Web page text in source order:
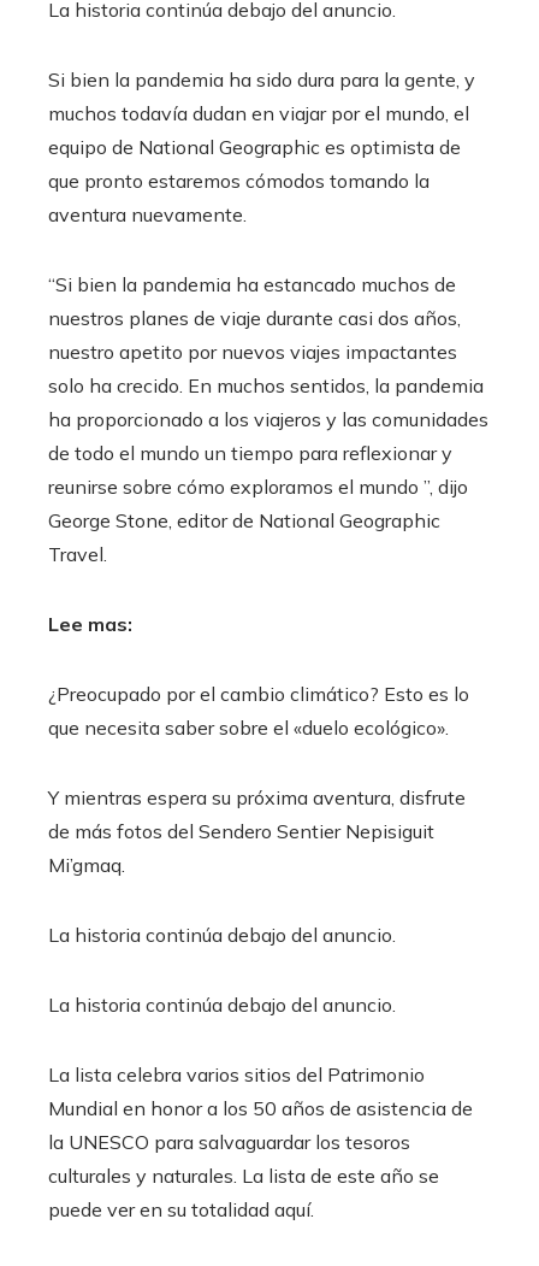
La historia continúa debajo del anuncio.
Si bien la pandemia ha sido dura para la gente, y
muchos todavía dudan en viajar por el mundo, el
equipo de National Geographic es optimista de
que pronto estaremos cómodos tomando la
aventura nuevamente.
“Si bien la pandemia ha estancado muchos de
nuestros planes de viaje durante casi dos años,
nuestro apetito por nuevos viajes impactantes
solo ha crecido. En muchos sentidos, la pandemia
ha proporcionado a los viajeros y las comunidades
de todo el mundo un tiempo para reflexionar y
reunirse sobre cómo exploramos el mundo ”, dijo
George Stone, editor de National Geographic
Travel.
Lee mas:
¿Preocupado por el cambio climático? Esto es lo
que necesita saber sobre el «duelo ecológico».
Y mientras espera su próxima aventura, disfrute
de más fotos del Sendero Sentier Nepisiguit
Mi’gmaq.
La historia continúa debajo del anuncio.
La historia continúa debajo del anuncio.
La lista celebra varios sitios del Patrimonio
Mundial en honor a los 50 años de asistencia de
la UNESCO para salvaguardar los tesoros
culturales y naturales. La lista de este año se
puede ver en su totalidad aquí.